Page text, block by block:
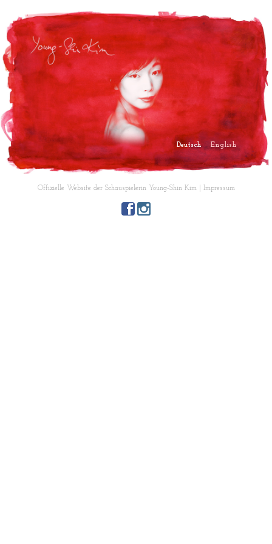
Deutsch English
Offizielle Website der Schauspielerin Young-Shin Kim | Impressum